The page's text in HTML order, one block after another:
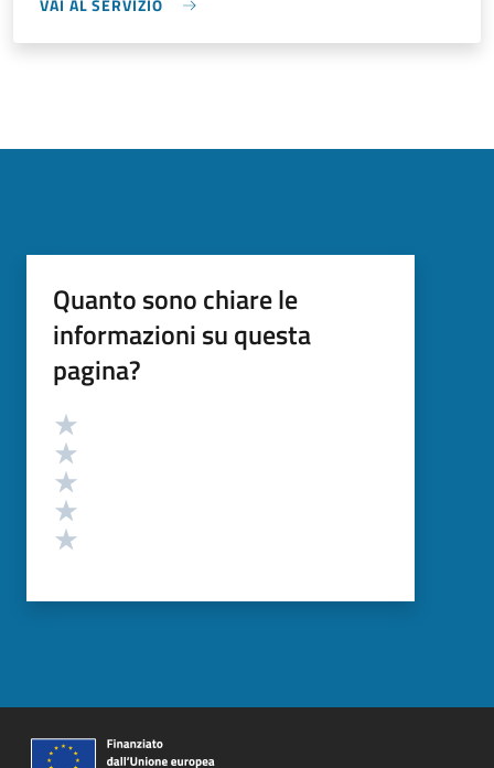
VAI AL SERVIZIO
Quanto sono chiare le
informazioni su questa
pagina?
Valutazione